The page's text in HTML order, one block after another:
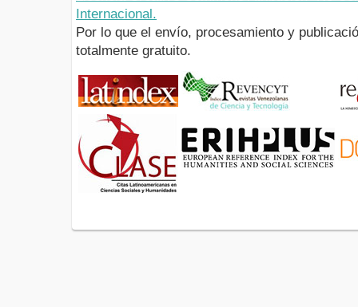
Internacional.
Por lo que el envío, procesamiento y
totalmente gratuito.